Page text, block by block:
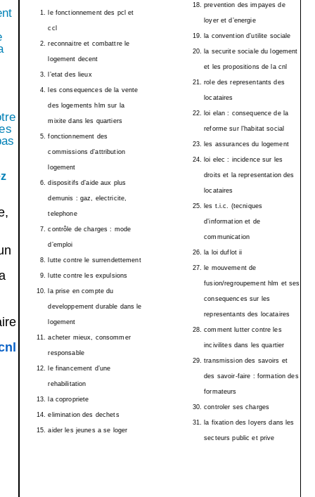
le fonctionnement des pcl et
ccl
reconnaitre et combattre le
logement decent
l’etat des lieux
les consequences de la vente
des logements hlm sur la
mixite dans les quartiers
fonctionnement des
commissions d’attribution
logement
dispositifs d’aide aux plus
demunis : gaz, electricite,
telephone
contrôle de charges : mode
d’emploi
lutte contre le surrendettement
lutte contre les expulsions
la prise en compte du
developpement durable dans le
logement
acheter mieux, consommer
responsable
le financement d’une
rehabilitation
la copropriete
elimination des dechets
aider les jeunes a se loger
prevention des impayes de
loyer et d’energie
la convention d’utilite sociale
la securite sociale du logement
et les propositions de la cnl
role des representants des
locataires
loi elan : consequence de la
reforme sur l’habitat social
les assurances du logement
loi elec : incidence sur les
droits et la representation des
locataires
les t.i.c. (tecniques
d’information et de
communication
la loi duflot ii
le mouvement de
fusion/regroupement hlm et ses
consequences sur les
representants des locataires
comment lutter contre les
incivilites dans les quartier
transmission des savoirs et
des savoir-faire : formation des
formateurs
controler ses charges
la fixation des loyers dans les
secteurs public et prive